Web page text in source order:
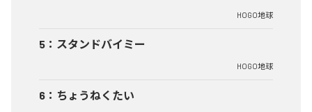
HOGO地球
5 ： スタンドバイミー
HOGO地球
6 ： ちょうねくたい